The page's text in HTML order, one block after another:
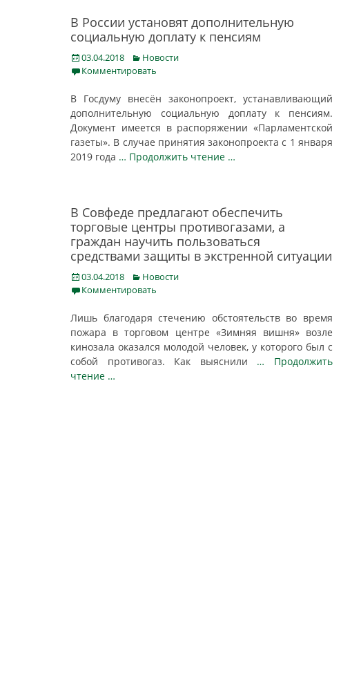
В России установят дополнительную
социальную доплату к пенсиям
Posted
on
03.04.2018 Categories
Новости
Комментировать
В Госдуму внесён законопроект, устанавливающий
дополнительную социальную доплату к пенсиям.
Документ имеется в распоряжении «Парламентской
газеты». В случае принятия законопроекта с 1 января
2019 года … Продолжить чтение …
В Совфеде предлагают обеспечить
торговые центры противогазами, а
граждан научить пользоваться
средствами защиты в экстренной ситуации
Posted
on
03.04.2018 Categories
Новости
Комментировать
Лишь благодаря стечению обстоятельств во время
пожара в торговом центре «Зимняя вишня» возле
кинозала оказался молодой человек, у которого был с
собой противогаз. Как выяснили … Продолжить
чтение …